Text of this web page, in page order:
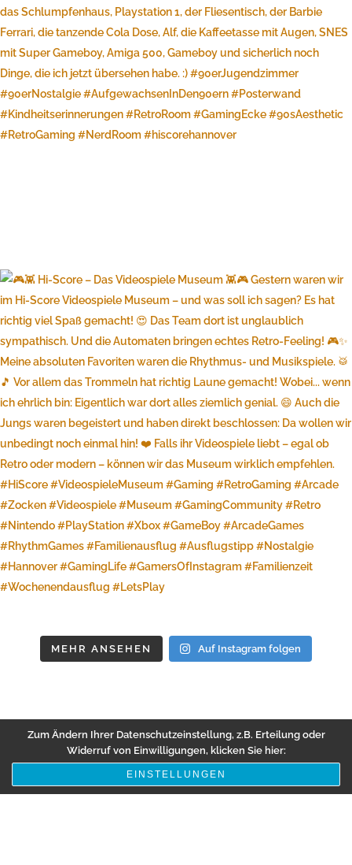
MEHR ANSEHEN Auf Instagram folgen
Zum Ändern Ihrer Datenschutzeinstellung, z.B. Erteilung oder
Widerruf von Einwilligungen, klicken Sie hier:
EINSTELLUNGEN